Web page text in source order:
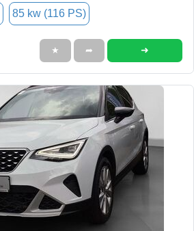
85 kw (116 PS)
★ ➦ ➜